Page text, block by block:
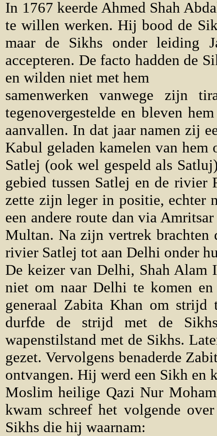
In 1767 keerde Ahmed Shah
te willen werken. Hij bood de
maar de Sikhs onder leiding
accepteren. De facto hadden de
en wilden niet met hem
samenwerken vanwege zijn
tegenovergestelde en bleven
aanvallen. In dat jaar namen zij
Kabul geladen kamelen van
Satlej (ook wel gespeld als
gebied tussen Satlej en de rivier
zette zijn leger in positie, echter
een andere route dan via
Multan. Na zijn vertrek brachten
rivier Satlej tot aan Delhi onder
De keizer van Delhi, Shah Alam
niet om naar Delhi te komen
generaal Zabita Khan om strijd
durfde de strijd met de
wapenstilstand met de Sikhs.
gezet. Vervolgens benaderde
ontvangen. Hij werd een Sikh en
Moslim heilige Qazi Nur
kwam schreef het volgende
Sikhs die hij waarnam: